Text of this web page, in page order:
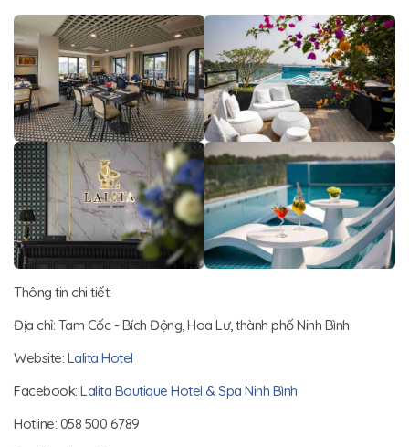
Thông tin chi tiết:
Địa chỉ: Tam Cốc - Bích Động, Hoa Lư, thành phố Ninh Bình
Website: Lalita Hotel
Facebook: Lalita Boutique Hotel & Spa Ninh Bình
Hotline: 058 500 6789